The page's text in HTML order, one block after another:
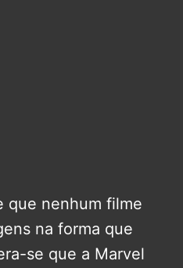
que nenhum filme
na forma que
se que a Marvel